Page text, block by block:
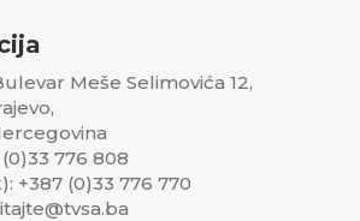
Meše Selimovića 12,
776 808
+387 (0)33 776 770